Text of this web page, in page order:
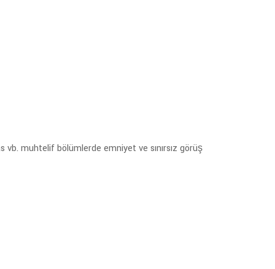
vb. muhtelif bölümlerde emniyet ve sınırsız görüş